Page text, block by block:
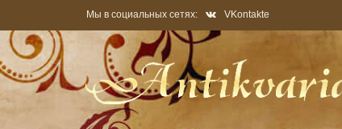
Мы в социальных сетях: VKontakte